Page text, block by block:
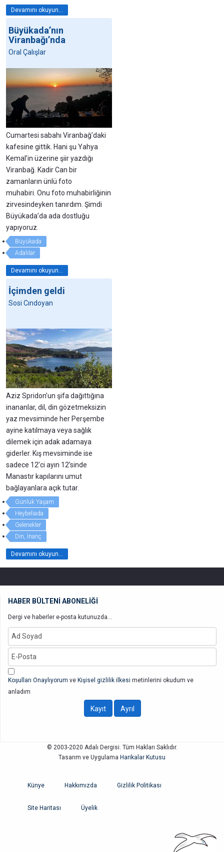
Devamını okuyun...
Büyükada’nın
Viranbağı’nda
Oral Çalışlar
Cumartesi sabahı Viranbağ’daki
kafesine gittik. Hani şu Yahya
Kemal’in üzerine şiir yazdığı
Viranbağ. Kadir Can bir
zamanların ünlü foto
muhabiri. Onu foto muhabirliğinin
zirvesindeyken tanırdım. Şimdi
Büyükada’da ada dostluğu
yapıyoruz.
Büyükada
Adalılar
Devamını okuyun...
İçimden geldi
Sosi Cındoyan
Aziz Spridon’un şifa dağıttığına
inananlar, dil, din gözetmeksizin
yaz mevsiminde her Perşembe
ayine katılmaya veya sağlık
dilemek için adak adamaya
giderler. Kış mevsiminde ise
sadece 12’ci ayın 12’sinde
Manastır kapılarını umut
bağlayanlara açık tutar.
Günlük Yaşam
Heybeliada
Gelenekler
Din, İnanç
Devamını okuyun...
HABER BÜLTENİ ABONELİĞİ
Dergi ve haberler e-posta kutunuzda...
Koşulları Onaylıyorum ve Kişisel gizlilik ilkesi metinlerini okudum ve
anladım
© 2003-2020 Adalı Dergisi. Tüm Hakları Saklıdır.
Tasarım ve Uygulama Harikalar Kutusu
Künye Hakkımızda Gizlilik Politikası
Site Haritası Üyelik